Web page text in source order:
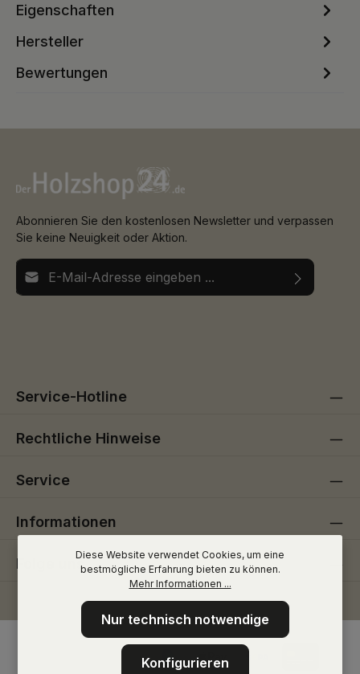
Eigenschaften
Hersteller
Bewertungen
Abonnieren Sie den kostenlosen Newsletter und verpassen
Sie keine Neuigkeit oder Aktion.
E-Mail-Adresse*
Service-Hotline
Rechtliche Hinweise
Service
Informationen
Folge uns
Diese Website verwendet Cookies, um eine
bestmögliche Erfahrung bieten zu können.
Mehr Informationen ...
Nur technisch notwendige
Konfigurieren